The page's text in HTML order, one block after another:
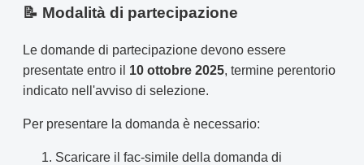
📝 Modalità di partecipazione
Le domande di partecipazione devono essere
presentate entro il 10 ottobre 2025, termine perentorio
indicato nell'avviso di selezione.
Per presentare la domanda è necessario:
Scaricare il fac-simile della domanda di